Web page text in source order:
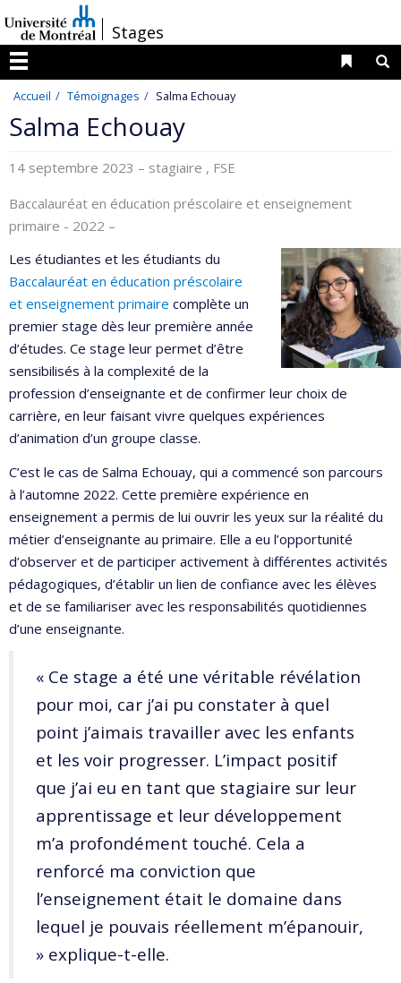
au
contenu
/
Stages
Menu
Liens
Accueil Témoignages Salma Echouay
Salma Echouay
14 septembre 2023 – stagiaire , FSE
Baccalauréat en éducation préscolaire et enseignement
primaire - 2022 –
Les étudiantes et les étudiants du
Baccalauréat en éducation préscolaire
et enseignement primaire complète un
premier stage dès leur première année
d’études. Ce stage leur permet d’être
sensibilisés à la complexité de la
profession d’enseignante et de confirmer leur choix de
carrière, en leur faisant vivre quelques expériences
d’animation d’un groupe classe.
C’est le cas de Salma Echouay, qui a commencé son parcours
à l’automne 2022. Cette première expérience en
enseignement a permis de lui ouvrir les yeux sur la réalité du
métier d’enseignante au primaire. Elle a eu l’opportunité
d’observer et de participer activement à différentes activités
pédagogiques, d’établir un lien de confiance avec les élèves
et de se familiariser avec les responsabilités quotidiennes
d’une enseignante.
« Ce stage a été une véritable révélation
pour moi, car j’ai pu constater à quel
point j’aimais travailler avec les enfants
et les voir progresser. L’impact positif
que j’ai eu en tant que stagiaire sur leur
apprentissage et leur développement
m’a profondément touché. Cela a
renforcé ma conviction que
l’enseignement était le domaine dans
lequel je pouvais réellement m’épanouir,
» explique-t-elle.